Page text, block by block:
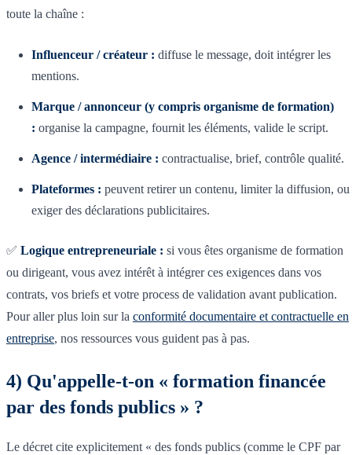
toute la chaîne :
Influenceur / créateur : diffuse le message, doit intégrer les
mentions.
Marque / annonceur (y compris organisme de formation)
: organise la campagne, fournit les éléments, valide le script.
Agence / intermédiaire : contractualise, brief, contrôle qualité.
Plateformes : peuvent retirer un contenu, limiter la diffusion, ou
exiger des déclarations publicitaires.
✅ Logique entrepreneuriale : si vous êtes organisme de formation
ou dirigeant, vous avez intérêt à intégrer ces exigences dans vos
contrats, vos briefs et votre process de validation avant publication.
Pour aller plus loin sur la conformité documentaire et contractuelle en
entreprise, nos ressources vous guident pas à pas.
4) Qu'appelle-t-on « formation financée
par des fonds publics » ?
Le décret cite explicitement « des fonds publics (comme le CPF par